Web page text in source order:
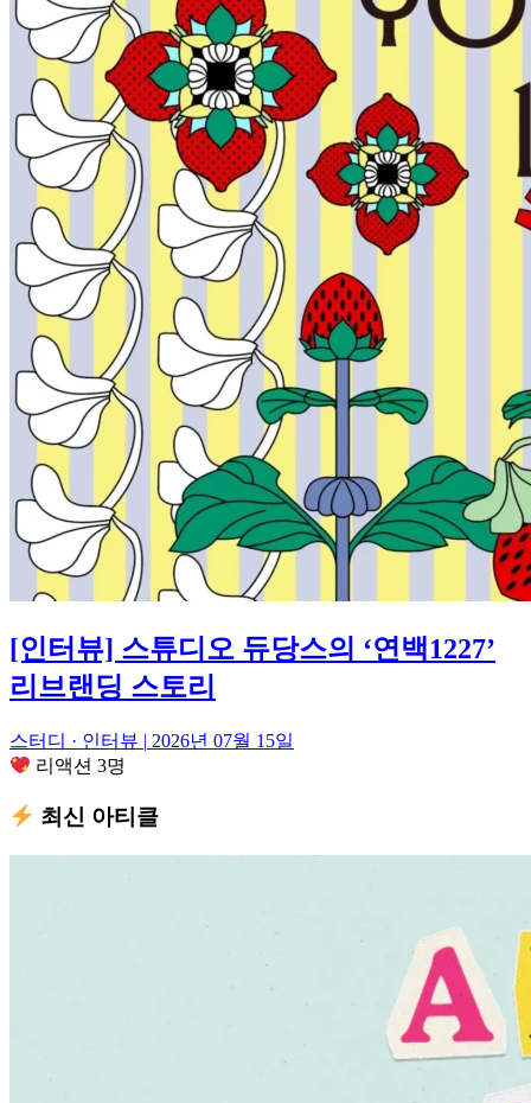
[인터뷰] 스튜디오 듀당스의 ‘연백1227’
리브랜딩 스토리
스터디 · 인터뷰 | 2026년 07월 15일
리액션 3명
최신 아티클